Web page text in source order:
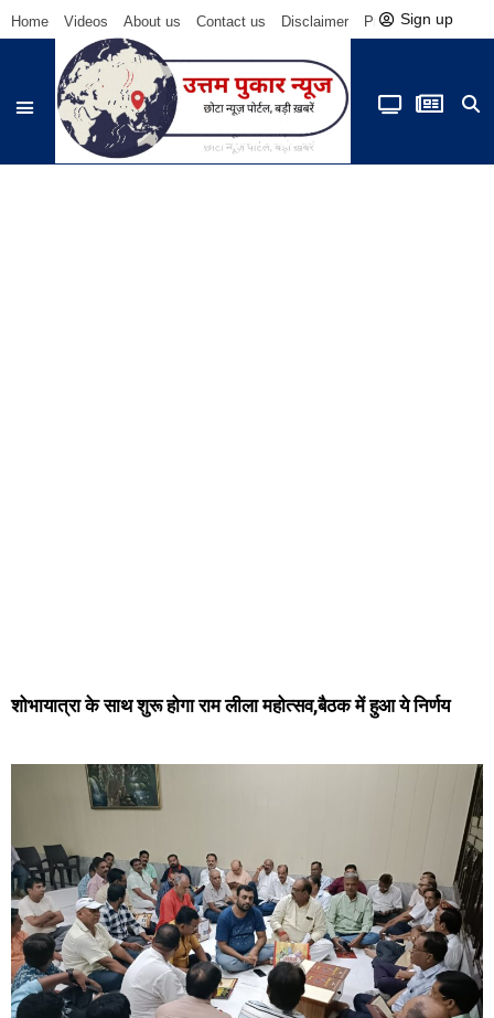
Home Videos About us Contact us Disclaimer Privacy Policy
Sign up
शोभायात्रा के साथ शुरू होगा राम लीला महोत्सव,बैठक में हुआ ये निर्णय